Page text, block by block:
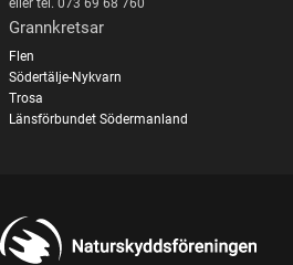
eller tel. 073 69 68 760
Grannkretsar
Flen
Södertälje-Nykvarn
Trosa
Länsförbundet Södermanland